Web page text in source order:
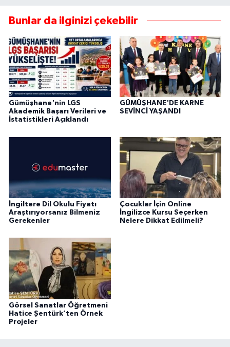
Bunlar da ilginizi çekebilir
Gümüşhane'nin LGS
Akademik Başarı Verileri ve
İstatistikleri Açıklandı
GÜMÜŞHANE'DE KARNE
SEVİNCİ YAŞANDI
İngiltere Dil Okulu Fiyatı
Araştırıyorsanız Bilmeniz
Gerekenler
Çocuklar İçin Online
İngilizce Kursu Seçerken
Nelere Dikkat Edilmeli?
Görsel Sanatlar Öğretmeni
Hatice Şentürk’ten Örnek
Projeler